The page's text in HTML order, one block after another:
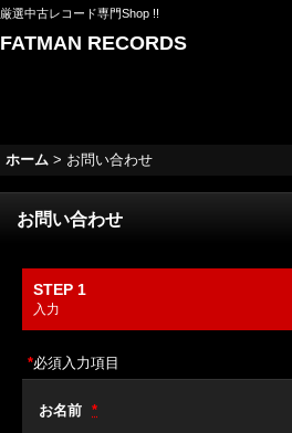
厳選中古レコード専門Shop !!
FATMAN RECORDS
ホーム > お問い合わせ
お問い合わせ
STEP 1
入力
*必須入力項目
お名前 *